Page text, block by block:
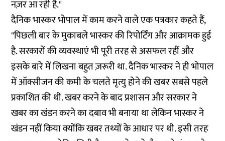
नज़र आ रही है."
दैनिक भास्कर भोपाल में काम करने वाले एक पत्रकार कहते हैं,
"पिछली बार के मुकाबले भास्कर की रिपोर्टिंग और आक्रामक हुई
है. सरकारों की व्यवस्थाएं भी पूरी तरह से असफल रहीं और
इसके बारे में लिखना बहुत ज़रूरी था. दैनिक भास्कर ने ही भोपाल
में ऑक्सीजन की कमी के चलते मृत्यु होने की खबर सबसे पहले
प्रकाशित की थी. खबर करने के बाद प्रशासन और सरकार ने
खबर का खंडन करने का दबाव भी बनाया था लेकिन भास्कर ने
खंडन नहीं किया क्योंकि खबर तथ्यों के आधार पर थी. इसी तरह